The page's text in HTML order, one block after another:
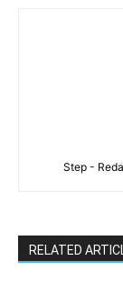
Step -
RELATED